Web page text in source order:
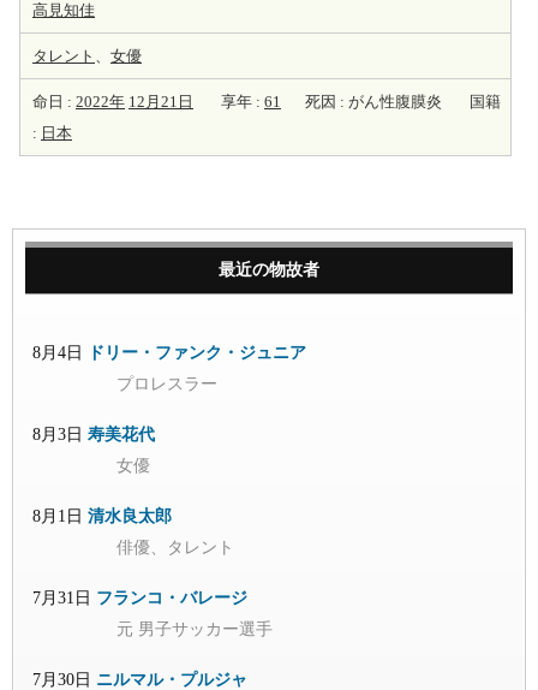
高見知佳
タレント 、 女優
命日 : 2022年 12月21日 享年 : 61 死因 : がん性腹膜炎
国籍
: 日本
最近の物故者
8月4日
ドリー・ファンク・ジュニア
プロレスラー
8月3日 寿美花代
女優
8月1日 清水良太郎
俳優、タレント
7月31日 フランコ・バレージ
元 男子サッカー選手
7月30日 ニルマル・プルジャ